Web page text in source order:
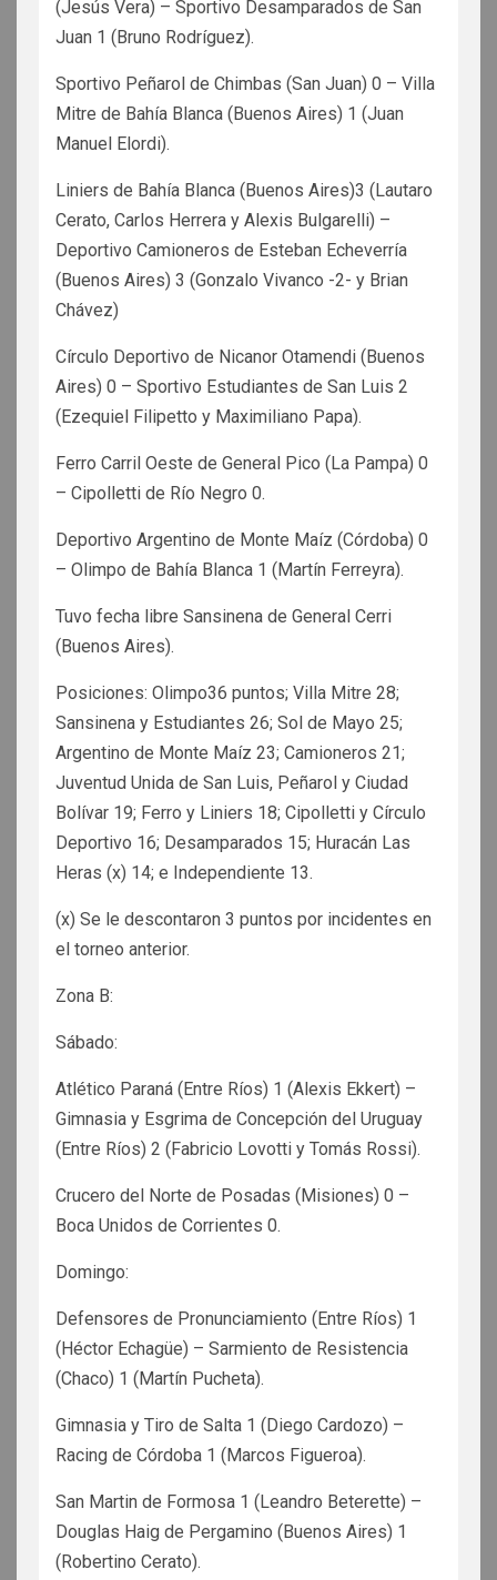
(Jesús Vera) – Sportivo Desamparados de San
Juan 1 (Bruno Rodríguez).
Sportivo Peñarol de Chimbas (San Juan) 0 – Villa
Mitre de Bahía Blanca (Buenos Aires) 1 (Juan
Manuel Elordi).
Liniers de Bahía Blanca (Buenos Aires)3 (Lautaro
Cerato, Carlos Herrera y Alexis Bulgarelli) –
Deportivo Camioneros de Esteban Echeverría
(Buenos Aires) 3 (Gonzalo Vivanco -2- y Brian
Chávez)
Círculo Deportivo de Nicanor Otamendi (Buenos
Aires) 0 – Sportivo Estudiantes de San Luis 2
(Ezequiel Filipetto y Maximiliano Papa).
Ferro Carril Oeste de General Pico (La Pampa) 0
– Cipolletti de Río Negro 0.
Deportivo Argentino de Monte Maíz (Córdoba) 0
– Olimpo de Bahía Blanca 1 (Martín Ferreyra).
Tuvo fecha libre Sansinena de General Cerri
(Buenos Aires).
Posiciones: Olimpo36 puntos; Villa Mitre 28;
Sansinena y Estudiantes 26; Sol de Mayo 25;
Argentino de Monte Maíz 23; Camioneros 21;
Juventud Unida de San Luis, Peñarol y Ciudad
Bolívar 19; Ferro y Liniers 18; Cipolletti y Círculo
Deportivo 16; Desamparados 15; Huracán Las
Heras (x) 14; e Independiente 13.
(x) Se le descontaron 3 puntos por incidentes en
el torneo anterior.
Zona B:
Sábado:
Atlético Paraná (Entre Ríos) 1 (Alexis Ekkert) –
Gimnasia y Esgrima de Concepción del Uruguay
(Entre Ríos) 2 (Fabricio Lovotti y Tomás Rossi).
Crucero del Norte de Posadas (Misiones) 0 –
Boca Unidos de Corrientes 0.
Domingo:
Defensores de Pronunciamiento (Entre Ríos) 1
(Héctor Echagüe) – Sarmiento de Resistencia
(Chaco) 1 (Martín Pucheta).
Gimnasia y Tiro de Salta 1 (Diego Cardozo) –
Racing de Córdoba 1 (Marcos Figueroa).
San Martin de Formosa 1 (Leandro Beterette) –
Douglas Haig de Pergamino (Buenos Aires) 1
(Robertino Cerato).